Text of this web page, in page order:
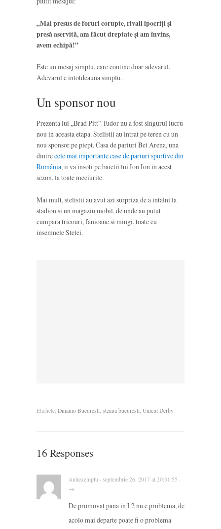
„Mai presus de foruri corupte, rivali ipocriţi şi
presă aservită, am făcut dreptate şi am învins,
avem echipă!”
Este un mesaj simplu, care contine doar adevarul.
Adevarul e intotdeauna simplu.
Un sponsor nou
Prezenta lui „Brad Pitt” Tudor nu a fost singurul lucru
nou in aceasta etapa. Stelistii au intrat pe teren cu un
nou sponsor pe piept. Casa de pariuri Bet Arena, una
dintrecele mai importante case de pariuri sportive din
România, ii va insoti pe baietii lui Ion Ion in acest
sezon, la toate meciurile.
Mai mult, stelistii au avut azi surpriza de a intalni la
stadion si un magazin mobil, de unde au putut
cumpara tricouri, fanioane si mingi, toate cu
insemnele Stelei.
Etichete: Dinamo Bucuresti, steaua bucuresti, Unicul Derby
16 Responses
Antiexemplu · septembrie 26, 2017 at 20:31:55 ·
→
De promovat pana in L2 nu e problema, de
acolo mai departe poate fi o problema